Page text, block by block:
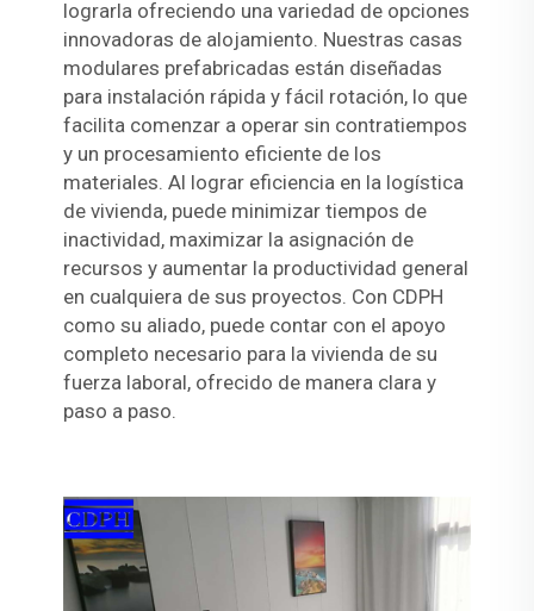
lograrla ofreciendo una variedad de opciones
innovadoras de alojamiento. Nuestras casas
modulares prefabricadas están diseñadas
para instalación rápida y fácil rotación, lo que
facilita comenzar a operar sin contratiempos
y un procesamiento eficiente de los
materiales. Al lograr eficiencia en la logística
de vivienda, puede minimizar tiempos de
inactividad, maximizar la asignación de
recursos y aumentar la productividad general
en cualquiera de sus proyectos. Con CDPH
como su aliado, puede contar con el apoyo
completo necesario para la vivienda de su
fuerza laboral, ofrecido de manera clara y
paso a paso.